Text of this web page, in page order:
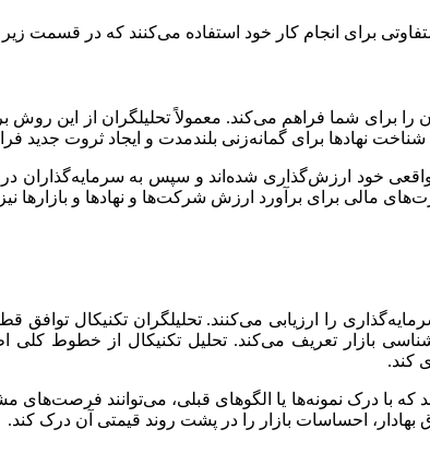
برای انجام کار خود استفاده می‌کنند که در قسمت زیر
برای شما فراهم می‌کند. معمولاً تحلیلگران از این روش
نهادها برای گمانه‌زنی بلندمدت و ایجاد ثروت جدید
خود ارزش‌گذاری شده‌اند و سپس به سرمایه‌گذاران
مالی برای برآورد ارزش شرکت‌ها و نهادها و بازارها
را ارزیابی می‌کنند. تحلیلگران تکنیکال
بازار تعریف می‌کند. تحلیل تکنیکال از خطوط کلی
کند.
درک نمونه‌ها یا الگوهای قبلی، می‌توانند فرصت‌های
بهادار، احساسات بازار را در پشت روند قیمتی آن درک کند.